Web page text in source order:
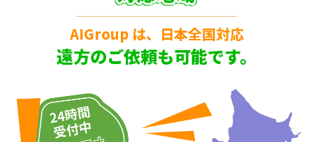
AIGroup は、日本全国対応
遠方のご依頼も可能です。